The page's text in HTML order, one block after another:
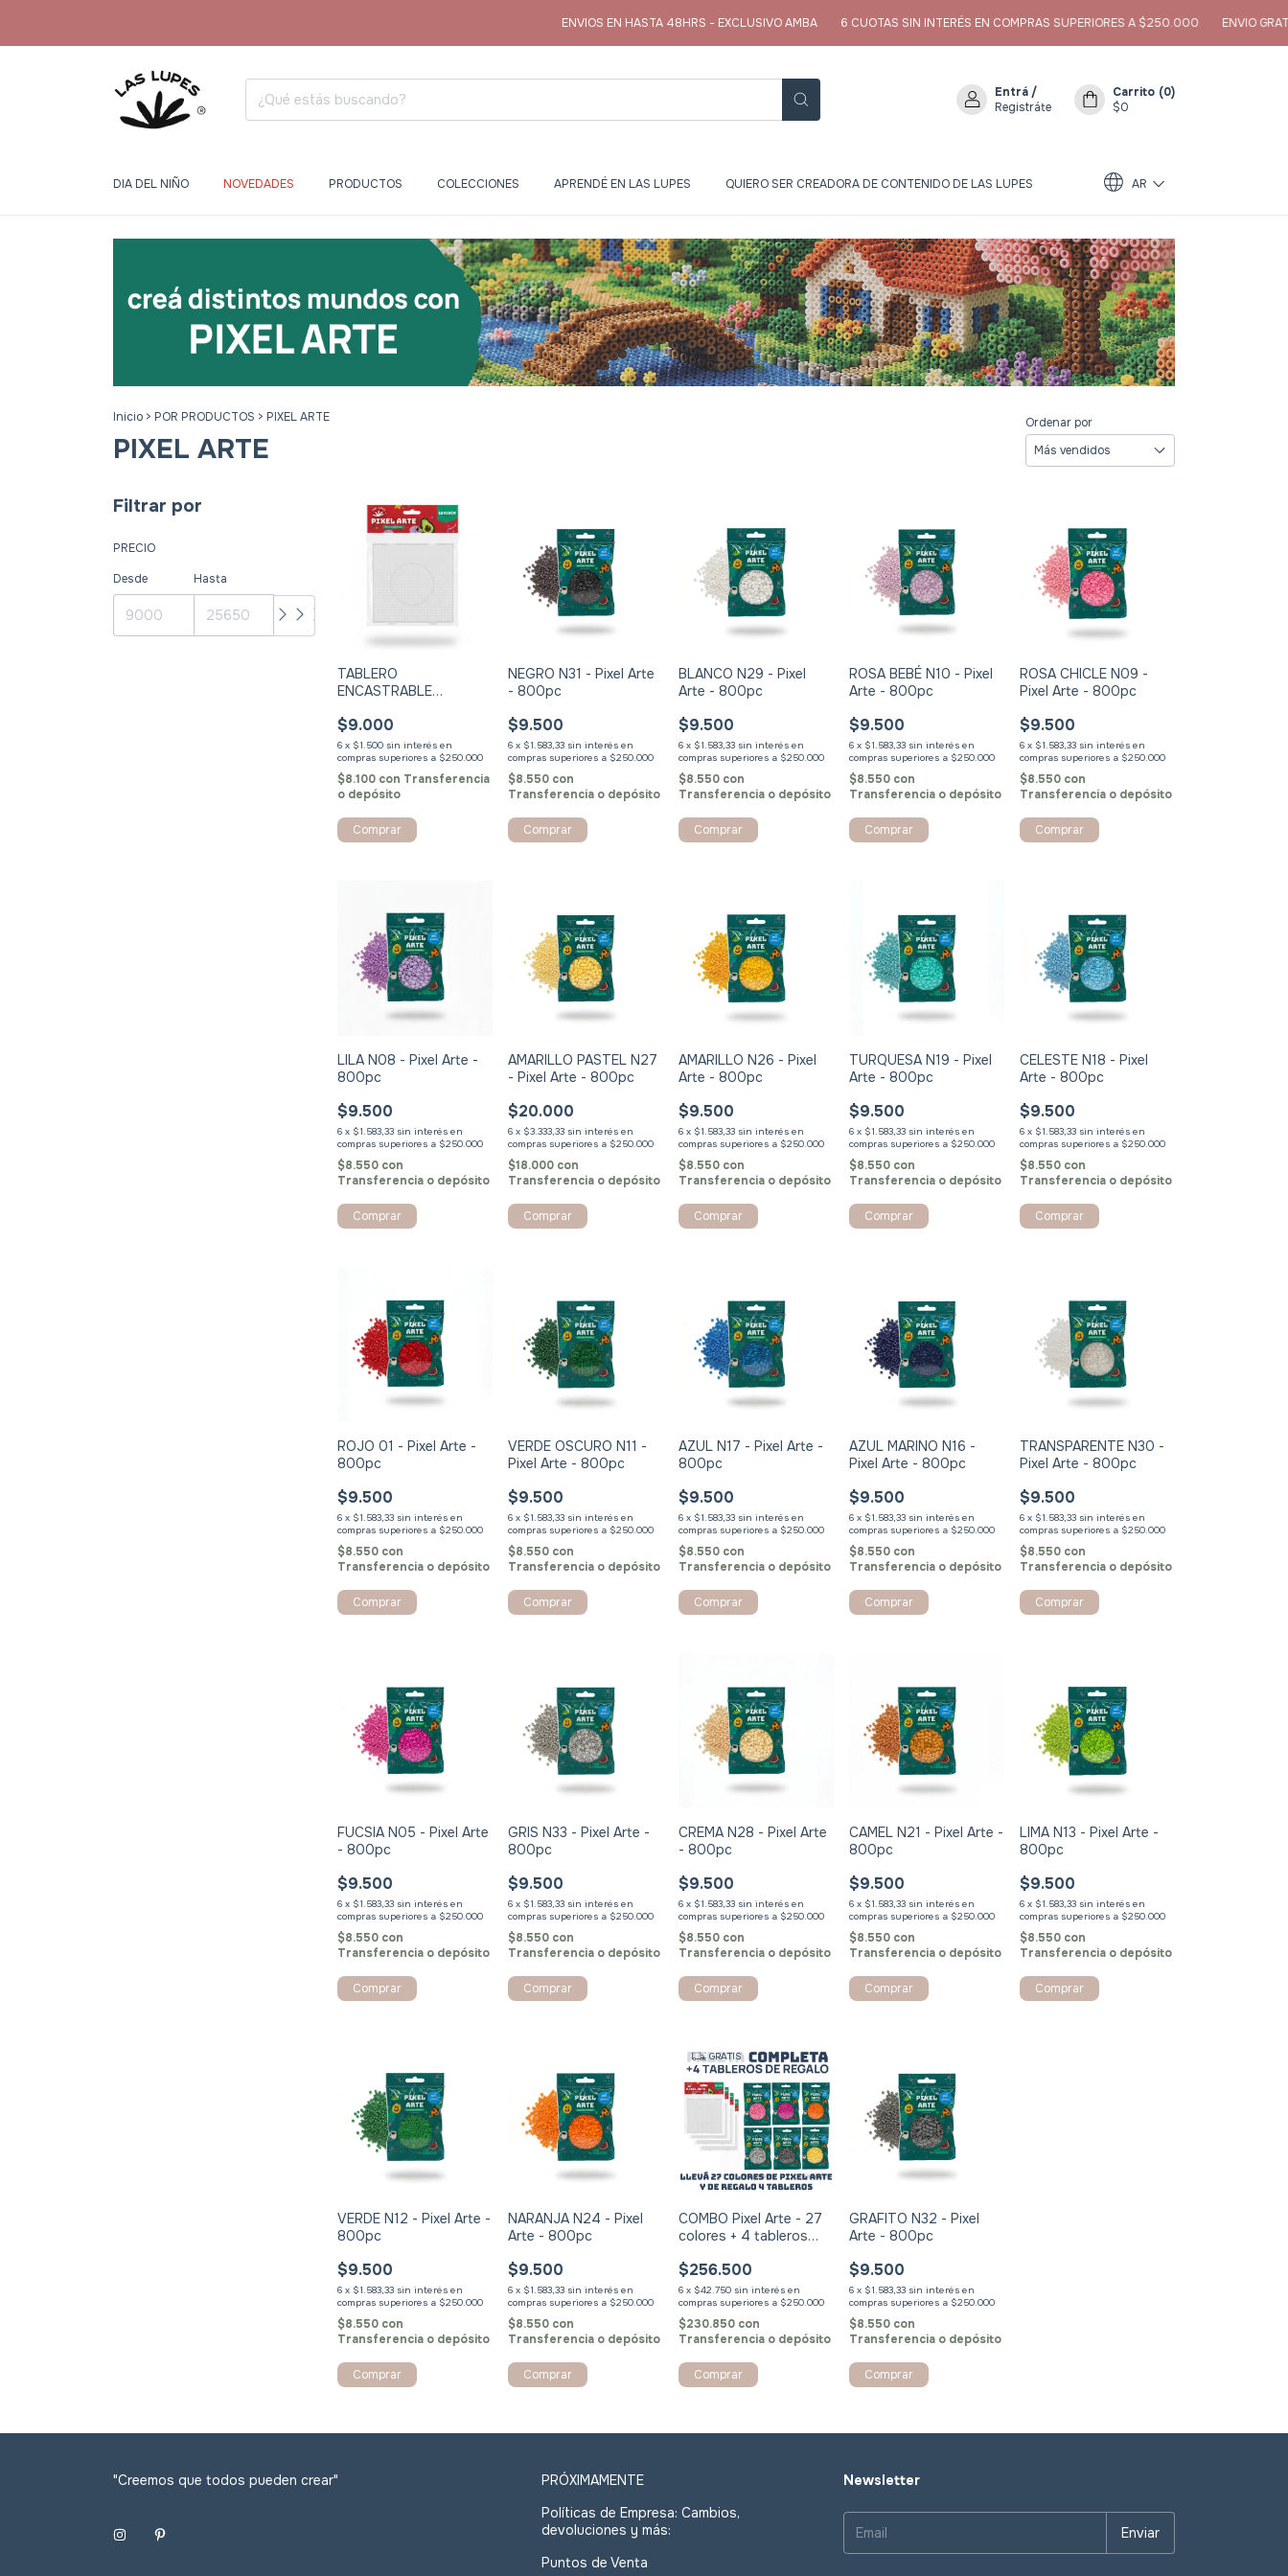
ENVIOS EN HASTA 48HRS - EXCLUSIVO AMBA 6 CUOTAS SIN INTERÉS EN COMPRAS SUPERIORES A $250.000 ENVIO GRATIS EN
Entrá /
Registráte
Carrito (0)
$0
DIA DEL NIÑO NOVEDADES PRODUCTOS COLECCIONES APRENDÉ EN LAS LUPES QUIERO SER CREADORA DE CONTENIDO DE LAS LUPES AR
Inicio > POR PRODUCTOS > PIXEL ARTE
PIXEL ARTE
Ordenar por
Filtrar por
PRECIO
Desde
Hasta
TABLERO
ENCASTRABLE
ARTE
$9.000
6 x $1.500 sin interés
$8.100 con Transferencia
o depósito
NEGRO N31 - Pixel Arte
- 800pc
$9.500
6 x $1.583,33 sin interés
$8.550 con
Transferencia o depósito
BLANCO N29 - Pixel
Arte - 800pc
$9.500
6 x $1.583,33 sin interés
$8.550 con
Transferencia o depósito
ROSA BEBÉ N10 - Pixel
Arte - 800pc
$9.500
6 x $1.583,33 sin interés
$8.550 con
Transferencia o depósito
ROSA CHICLE N09 -
Pixel Arte - 800pc
$9.500
6 x $1.583,33 sin interés
$8.550 con
Transferencia o depósito
LILA N08 - Pixel Arte -
800pc
$9.500
6 x $1.583,33 sin interés
$8.550 con
Transferencia o depósito
AMARILLO PASTEL N27
- Pixel Arte - 800pc
$20.000
6 x $3.333,33 sin interés
$18.000 con
Transferencia o depósito
AMARILLO N26 - Pixel
Arte - 800pc
$9.500
6 x $1.583,33 sin interés
$8.550 con
Transferencia o depósito
TURQUESA N19 - Pixel
Arte - 800pc
$9.500
6 x $1.583,33 sin interés
$8.550 con
Transferencia o depósito
CELESTE N18 - Pixel
Arte - 800pc
$9.500
6 x $1.583,33 sin interés
$8.550 con
Transferencia o depósito
ROJO 01 - Pixel Arte -
800pc
$9.500
6 x $1.583,33 sin interés
$8.550 con
Transferencia o depósito
VERDE OSCURO N11 -
Pixel Arte - 800pc
$9.500
6 x $1.583,33 sin interés
$8.550 con
Transferencia o depósito
AZUL N17 - Pixel Arte -
800pc
$9.500
6 x $1.583,33 sin interés
$8.550 con
Transferencia o depósito
AZUL MARINO N16 -
Pixel Arte - 800pc
$9.500
6 x $1.583,33 sin interés
$8.550 con
Transferencia o depósito
TRANSPARENTE N30 -
Pixel Arte - 800pc
$9.500
6 x $1.583,33 sin interés
$8.550 con
Transferencia o depósito
FUCSIA N05 - Pixel Arte
- 800pc
$9.500
6 x $1.583,33 sin interés
$8.550 con
Transferencia o depósito
GRIS N33 - Pixel Arte -
800pc
$9.500
6 x $1.583,33 sin interés
$8.550 con
Transferencia o depósito
CREMA N28 - Pixel Arte
- 800pc
$9.500
6 x $1.583,33 sin interés
$8.550 con
Transferencia o depósito
CAMEL N21 - Pixel Arte -
800pc
$9.500
6 x $1.583,33 sin interés
$8.550 con
Transferencia o depósito
LIMA N13 - Pixel Arte -
800pc
$9.500
6 x $1.583,33 sin interés
$8.550 con
Transferencia o depósito
VERDE N12 - Pixel Arte -
800pc
$9.500
6 x $1.583,33 sin interés
$8.550 con
Transferencia o depósito
NARANJA N24 - Pixel
Arte - 800pc
$9.500
6 x $1.583,33 sin interés
$8.550 con
Transferencia o depósito
GRATIS
COMBO Pixel Arte - 27
colores + 4 tableros
$256.500
6 x $42.750 sin interés
$230.850 con
Transferencia o depósito
GRAFITO N32 - Pixel
Arte - 800pc
$9.500
6 x $1.583,33 sin interés
$8.550 con
Transferencia o depósito
"Creemos que todos pueden crear"
PRÓXIMAMENTE
Políticas de Empresa: Cambios,
devoluciones y más:
Puntos de Venta
Newsletter